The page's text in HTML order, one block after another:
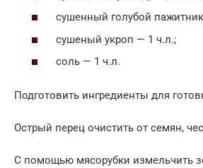
сушенный голубой
сушеный укроп — 1 ч.л.;
соль — 1 ч.л.
Подготовить ингредиенты для
Острый перец очистить от семян,
С помощью мясорубки измельчить